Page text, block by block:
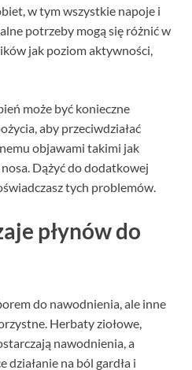
w tym wszystkie napoje i
potrzeby mogą się różnić w
jak poziom aktywności,
może być konieczne
aby przeciwdziałać
objawami takimi jak
Dążyć do dodatkowej
tych problemów.
płynów do
do nawodnienia, ale inne
Herbaty ziołowe,
nawodnienia, a
działanie na ból gardła i